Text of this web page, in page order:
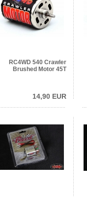
RC4WD 540 Crawler
Brushed Motor 45T
14,90 EUR